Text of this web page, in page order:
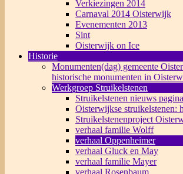
Verkiezingen 2014
Carnaval 2014 Oisterwijk
Evenementen 2013
Sint
Oisterwijk on Ice
Historie
Monumenten(dag) gemeente
historische monumenten in
Werkgroep Struikelstenen
Struikelstenen nieuws pagina
Oisterwijkse struikelstenen:
Struikelstenenproject
verhaal familie Wolff
verhaal Oppenheimer
verhaal Gluck en May
verhaal familie Mayer
verhaal Rosenbaum